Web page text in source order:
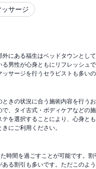
サージ
にある福生はベッドタウンと
男性が心身ともにリフレッシ
サージを行うセラピストも多い
きの状況に合う施術内容を行
、タイ古式・ボディケアなど
を選択することにより、心身
にご利用ください。
時間を過ごすことが可能です。
る割引も多いです。ただこの